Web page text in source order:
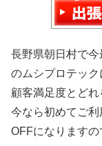
長野県朝日村で
のムシプロテック
顧客満足度とどれ
今なら初めてご
OFFになります